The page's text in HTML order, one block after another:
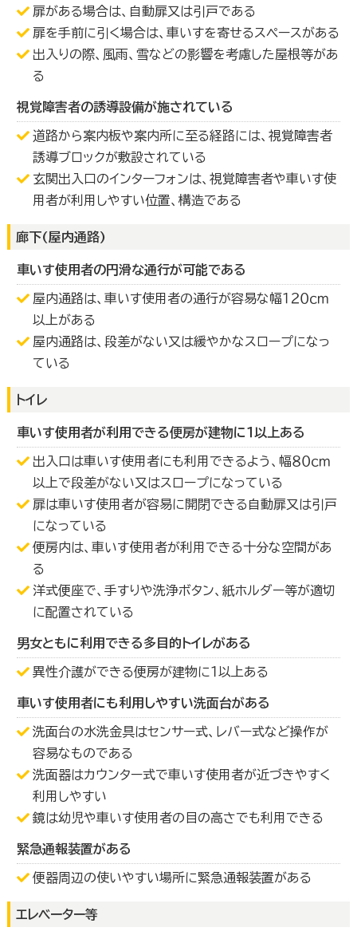
扉がある場合は、自動扉又は引戸である
扉を手前に引く場合は、車いすを寄せるスペースがある
出入りの際、風雨、雪などの影響を考慮した屋根等があ
る
視覚障害者の誘導設備が施されている
道路から案内板や案内所に至る経路には、視覚障害者
誘導ブロックが敷設されている
玄関出入口のインターフォンは、視覚障害者や車いす使
用者が利用しやすい位置、構造である
廊下(屋内通路)
車いす使用者の円滑な通行が可能である
屋内通路は、車いす使用者の通行が容易な幅１２０ｃｍ
以上がある
屋内通路は、段差がない又は緩やかなスロープになっ
ている
トイレ
車いす使用者が利用できる便房が建物に１以上ある
出入口は車いす使用者にも利用できるよう、幅８０ｃｍ
以上で段差がない又はスロープになっている
扉は車いす使用者が容易に開閉できる自動扉又は引戸
になっている
便房内は、車いす使用者が利用できる十分な空間があ
る
洋式便座で、手すりや洗浄ボタン、紙ホルダー等が適切
に配置されている
男女ともに利用できる多目的トイレがある
異性介護ができる便房が建物に１以上ある
車いす使用者にも利用しやすい洗面台がある
洗面台の水洗金具はセンサー式、レバー式など操作が
容易なものである
洗面器はカウンター式で車いす使用者が近づきやすく
利用しやすい
鏡は幼児や車いす使用者の目の高さでも利用できる
緊急通報装置がある
便器周辺の使いやすい場所に緊急通報装置がある
エレベーター等